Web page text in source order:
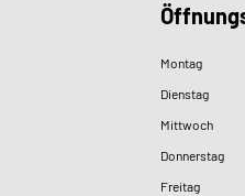
Montag
Dienstag
Mittwoch
Donnerstag
Freitag